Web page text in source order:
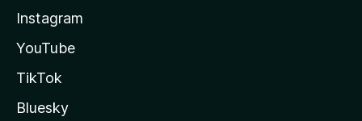
Instagram
YouTube
TikTok
Bluesky